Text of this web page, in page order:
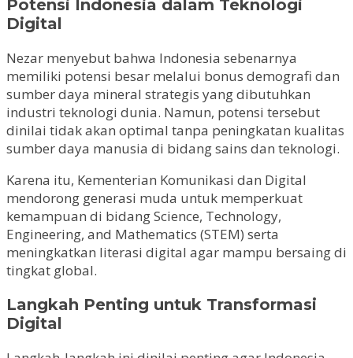
Potensi Indonesia dalam Teknologi
Digital
Nezar menyebut bahwa Indonesia sebenarnya
memiliki potensi besar melalui bonus demografi dan
sumber daya mineral strategis yang dibutuhkan
industri teknologi dunia. Namun, potensi tersebut
dinilai tidak akan optimal tanpa peningkatan kualitas
sumber daya manusia di bidang sains dan teknologi.
Karena itu, Kementerian Komunikasi dan Digital
mendorong generasi muda untuk memperkuat
kemampuan di bidang Science, Technology,
Engineering, and Mathematics (STEM) serta
meningkatkan literasi digital agar mampu bersaing di
tingkat global.
Langkah Penting untuk Transformasi
Digital